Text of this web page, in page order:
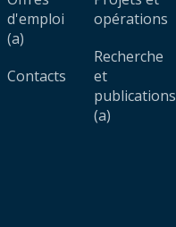
d'emploi
(a)
Contacts
opérations
Recherche
et
publications
(a)